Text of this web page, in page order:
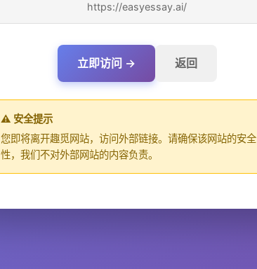
https://easyessay.ai/
立即访问 → 返回
⚠️ 安全提示
您即将离开趣觅网站，访问外部链接。请确保该网站的安全
性，我们不对外部网站的内容负责。